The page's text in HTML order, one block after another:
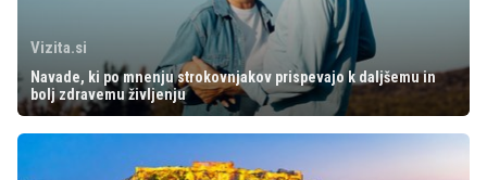
Vizita.si
Navade, ki po mnenju strokovnjakov prispevajo k daljšemu in
bolj zdravemu življenju